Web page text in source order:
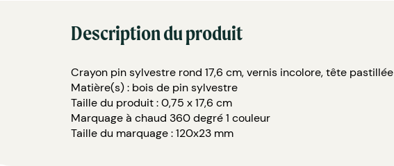
Description du produit
Crayon pin sylvestre rond 17,6 cm, vernis incolore, tête pastillée
Matière(s) : bois de pin sylvestre
Taille du produit : 0,75 x 17,6 cm
Marquage à chaud 360 degré 1 couleur
Taille du marquage : 120x23 mm